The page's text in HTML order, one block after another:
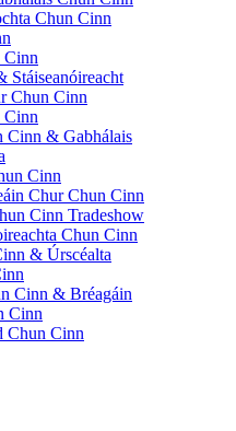
Chun Cinn
Cinn
Chun Cinn
Cinn
Cinn & Gabhálais
Cinn
Chur Chun Cinn
Cinn Tradeshow
Chun Cinn
& Úrscéalta
Cinn & Bréagáin
Cinn
Chun Cinn